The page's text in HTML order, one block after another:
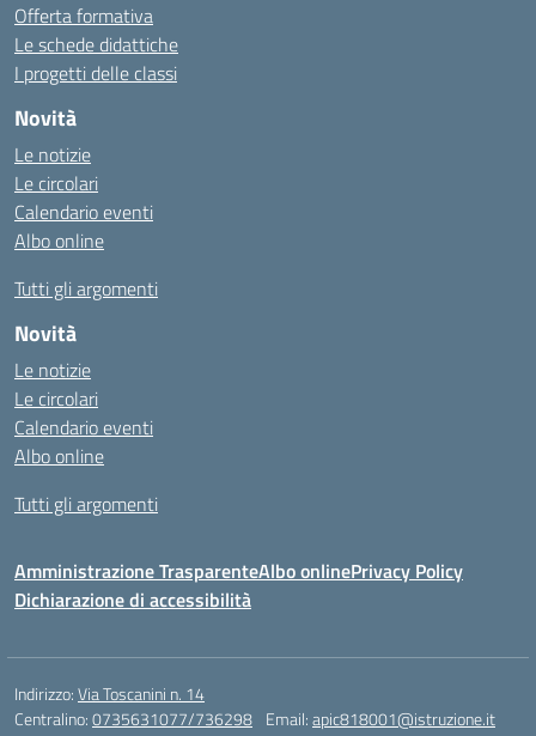
Offerta formativa
Le schede didattiche
I progetti delle classi
Novità
Le notizie
Le circolari
Calendario eventi
Albo online
Tutti gli argomenti
Novità
Le notizie
Le circolari
Calendario eventi
Albo online
Tutti gli argomenti
Amministrazione TrasparenteAlbo onlinePrivacy Policy
Dichiarazione di accessibilità
Indirizzo:Via Toscanini n. 14
Centralino:0735631077/736298 Email:apic818001@istruzione.it